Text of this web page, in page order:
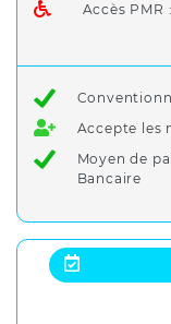
Accès PMR
Accepte les
Moyen de
Bancaire